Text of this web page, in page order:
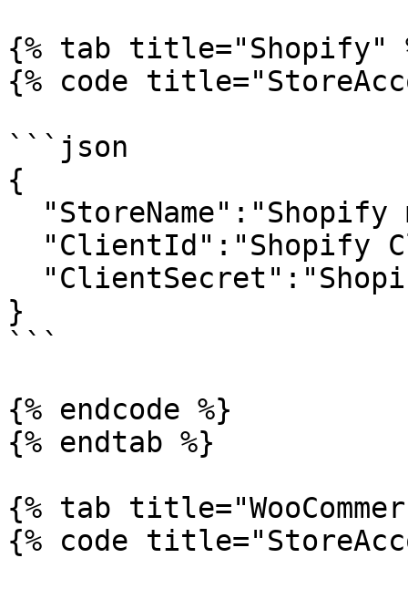
{% tab title="Shopify"
{% code
```json
{
}
```
{% endcode %}
{% endtab %}
{% tab
{% code